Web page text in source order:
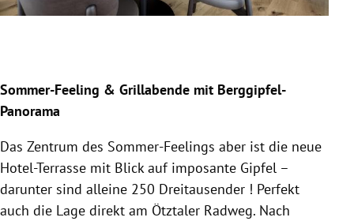
Sommer-Feeling & Grillabende mit Berggipfel-
Panorama
Das Zentrum des Sommer-Feelings aber ist die neue
Hotel-Terrasse mit Blick auf imposante Gipfel –
darunter sind alleine 250 Dreitausender ! Perfekt
auch die Lage direkt am Ötztaler Radweg. Nach